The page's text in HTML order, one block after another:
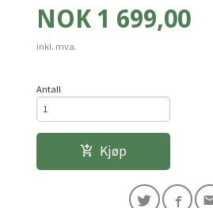
Pris
NOK 1 699,00
inkl. mva.
Antall
Kjøp